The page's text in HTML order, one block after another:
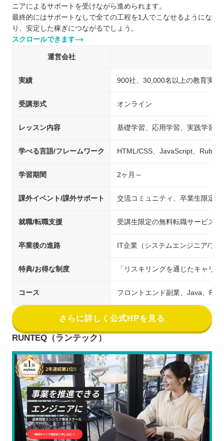
ニアによるサポートを受けながら進められます。
最終的にはサポートなしで全ての工程を1人でこなせるようにな
り、安定した稼ぎにつながるでしょう。
スクロールできます
運営会社
実績 900社、30,000名以上の教育実績
受講形式 オンライン
レッスン内容 基礎学習、応用学習、実践学習
学べる言語/フレームワーク HTML/CSS、JavaScript、Ruby
学習期間 2ヶ月～
課外イベント/課外サポート 交流コミュニティ、卒業生限定コ
就職/転職支援 受講生限定の無料転職サービス
卒業後の進路 IT企業（システムエンジニア/プ
特典/お得な制度 「リスキリングを通じたキャリ
コース フロントエンド副業、Java、
さらに詳しく公式HPを見る
RUNTEQ（ランテック）